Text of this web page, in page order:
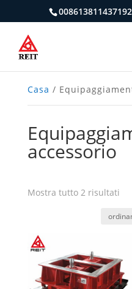
008613811437192
Casa /
accessorio
Mostra tutto 2 risultati